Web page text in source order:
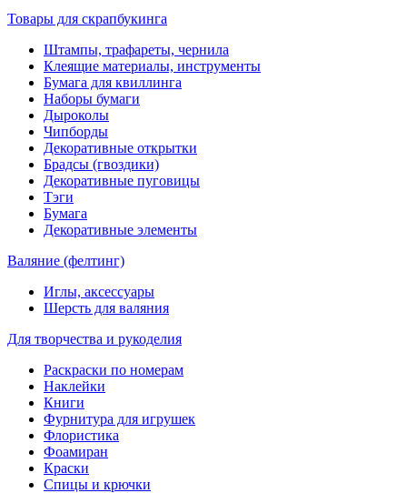
Товары для скрапбукинга
Штампы, трафареты, чернила
Клеящие материалы, инструменты
Бумага для квиллинга
Наборы бумаги
Дыроколы
Чипборды
Декоративные открытки
Брадсы (гвоздики)
Декоративные пуговицы
Тэги
Бумага
Декоративные элементы
Валяние (фелтинг)
Иглы, аксессуары
Шерсть для валяния
Для творчества и рукоделия
Раскраски по номерам
Наклейки
Книги
Фурнитура для игрушек
Флористика
Фоамиран
Краски
Спицы и крючки